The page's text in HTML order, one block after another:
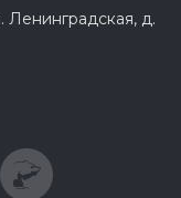
Ленинградская, д.